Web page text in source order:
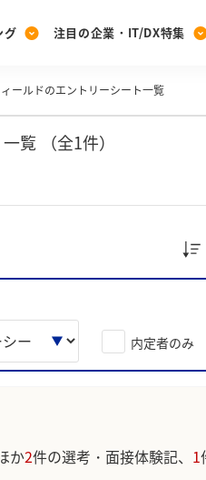
[27卒] 本選考体験記投稿キ
グ
みんなのDX企業就職ブランド
注目の企業・IT/DX特集
ールドのエントリーシート一覧
覧 （全1件）
内定者のみ
か2件の選考・面接体験記、 1